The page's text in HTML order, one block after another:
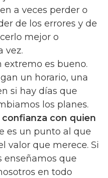
a veces perder o
de los errores y de
mejor o
vez.
extremo es bueno.
un horario, una
si hay días que
los planes.
con quien
es un punto al que
valor que merece. Si
enseñamos que
en todo